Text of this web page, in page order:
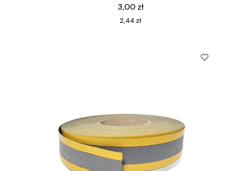
Cena
3,00 zł
Cena
2,44 zł